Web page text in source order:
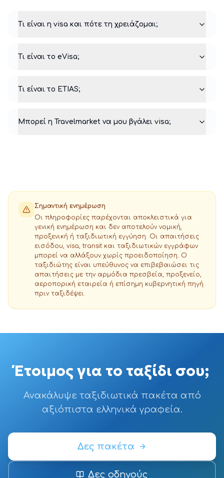
Τι είναι η visa και πότε τη χρειάζομαι;
Τι είναι το eVisa;
Τι είναι το ETIAS;
Μπορεί η Travelmarket να μου βγάλει visa;
Σημαντική ενημέρωση
Οι πληροφορίες παρέχονται αποκλειστικά για
γενική ενημέρωση και δεν αποτελούν νομική,
προξενική ή ταξιδιωτική εγγύηση. Οι απαιτήσεις
εισόδου, visa, transit και ταξιδιωτικών εγγράφων
μπορεί να αλλάξουν χωρίς προειδοποίηση. Ο
ταξιδιώτης είναι υπεύθυνος να επιβεβαιώσει τις
απαιτήσεις με την αρμόδια πρεσβεία, προξενείο,
αεροπορική εταιρεία ή επίσημη κυβερνητική πηγή
πριν ταξιδέψει.
Έτοιμος για το ταξίδι σου;
Ανακάλυψε ταξιδιωτικά πακέτα από
αξιόπιστα ελληνικά γραφεία.
Δες πακέτα
Δες οδηγούς